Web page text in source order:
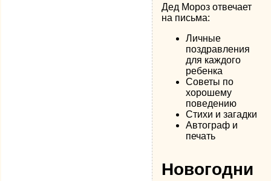
Дед Мороз отвечает
на письма:
Личные
поздравления
для каждого
ребенка
Советы по
хорошему
поведению
Стихи и загадки
Автограф и
печать
Новогодни